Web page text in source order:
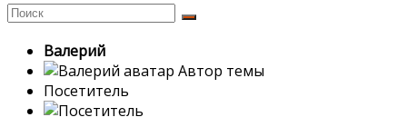
Валерий
Автор темы
Посетитель